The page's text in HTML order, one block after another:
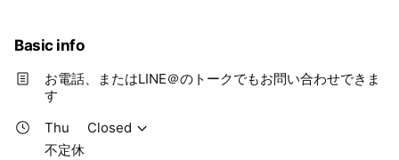
Basic info
お電話、またはLINE＠のトークでもお問い合わせできま
す
Thu
Closed
不定休